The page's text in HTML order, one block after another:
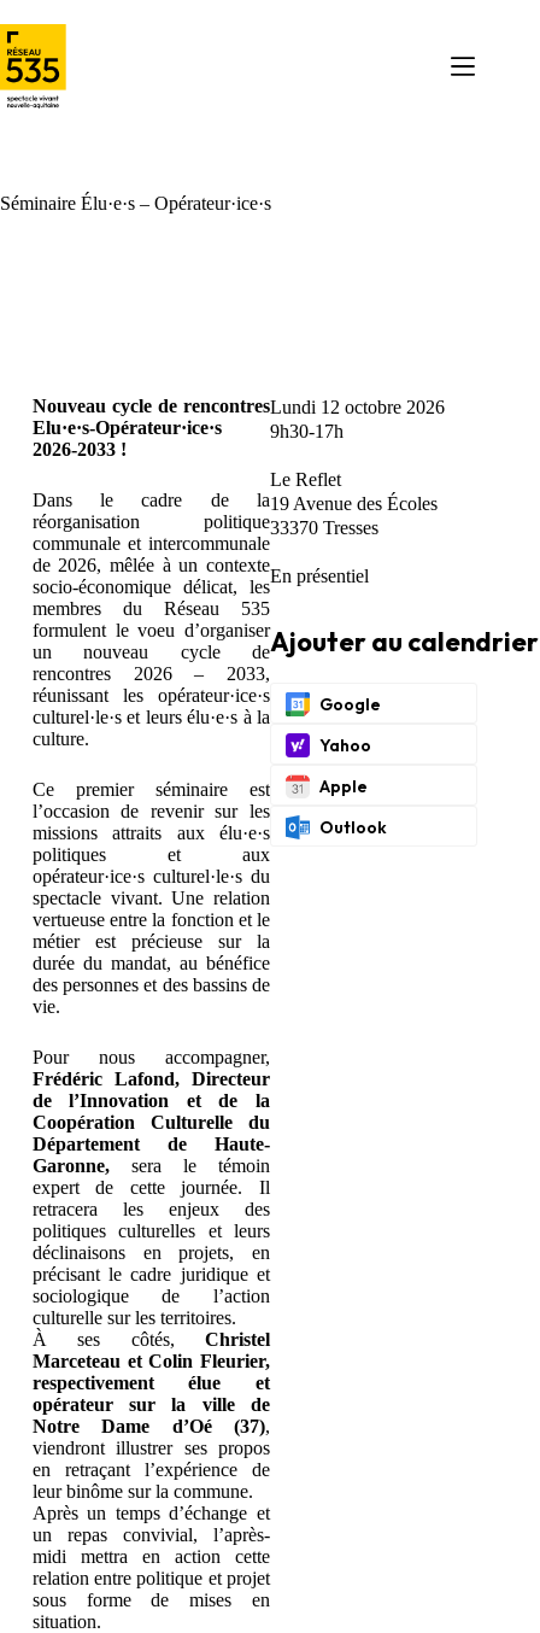
Séminaire Élu·e·s – Opérateur·ice·s
Nouveau cycle de rencontres
Elu·e·s-Opérateur·ice·s
2026-2033 !
Dans le cadre de la
réorganisation politique
communale et intercommunale
de 2026, mêlée à un contexte
socio-économique délicat, les
membres du Réseau 535
formulent le voeu d’organiser
un nouveau cycle de
rencontres 2026 – 2033,
réunissant les opérateur·ice·s
culturel·le·s et leurs élu·e·s à la
culture.
Ce premier séminaire est
l’occasion de revenir sur les
missions attraits aux élu·e·s
politiques et aux
opérateur·ice·s culturel·le·s du
spectacle vivant. Une relation
vertueuse entre la fonction et le
métier est précieuse sur la
durée du mandat, au bénéfice
des personnes et des bassins de
vie.
Pour nous accompagner,
Frédéric Lafond, Directeur
de l’Innovation et de la
Coopération Culturelle du
Département de Haute-
Garonne,sera le témoin
expert de cette journée. Il
retracera les enjeux des
politiques culturelles et leurs
déclinaisons en projets, en
précisant le cadre juridique et
sociologique de l’action
culturelle sur les territoires.
À ses côtés, Christel
Marceteau et Colin Fleurier,
respectivement élue et
opérateur sur la ville de
Notre Dame d’Oé (37),
viendront illustrer ses propos
en retraçant l’expérience de
leur binôme sur la commune.
Après un temps d’échange et
un repas convivial, l’après-
midi mettra en action cette
relation entre politique et projet
sous forme de mises en
situation.
Lundi 12 octobre 2026
9h30-17h
Le Reflet
19 Avenue des Écoles
33370 Tresses
En présentiel
Ajouter au calendrier
Google
Yahoo
Apple
Outlook